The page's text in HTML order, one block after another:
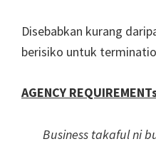
Disebabkan kurang
berisiko untuk
AGENCY
Business takaful ni